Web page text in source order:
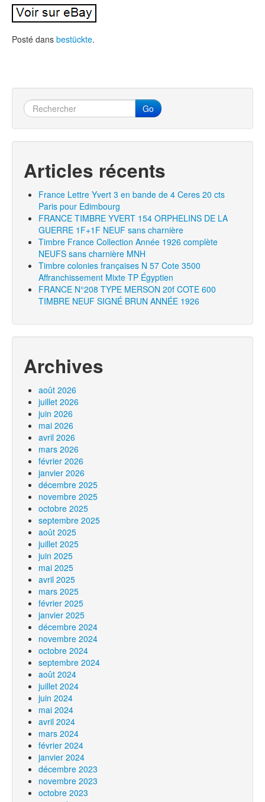
Posté dans bestückte.
Go
Articles récents
France Lettre Yvert 3 en bande de 4 Ceres 20 cts
Paris pour Edimbourg
FRANCE TIMBRE YVERT 154 ORPHELINS DE LA
GUERRE 1F+1F NEUF sans charnière
Timbre France Collection Année 1926 complète
NEUFS sans charnière MNH
Timbre colonies françaises N 57 Cote 3500
Affranchissement Mixte TP Égyptien
FRANCE N°208 TYPE MERSON 20f COTE 600
TIMBRE NEUF SIGNÉ BRUN ANNÉE 1926
Archives
août 2026
juillet 2026
juin 2026
mai 2026
avril 2026
mars 2026
février 2026
janvier 2026
décembre 2025
novembre 2025
octobre 2025
septembre 2025
août 2025
juillet 2025
juin 2025
mai 2025
avril 2025
mars 2025
février 2025
janvier 2025
décembre 2024
novembre 2024
octobre 2024
septembre 2024
août 2024
juillet 2024
juin 2024
mai 2024
avril 2024
mars 2024
février 2024
janvier 2024
décembre 2023
novembre 2023
octobre 2023